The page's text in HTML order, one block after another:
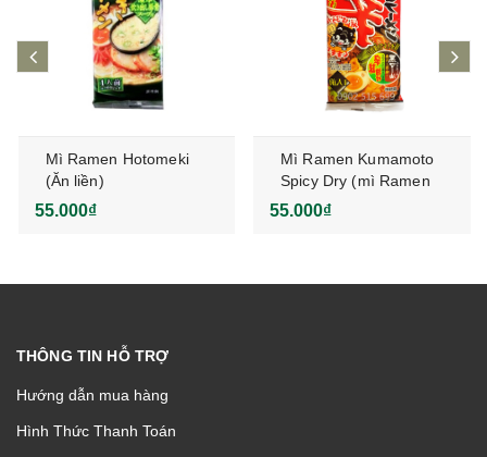
Mì Ramen Hotomeki
(Ăn liền)
55.000₫
Mì Ramen Kumamoto
Spicy Dry (mì Ramen
ăn liền)
55.000₫
THÔNG TIN HỖ TRỢ
Hướng dẫn mua hàng
Hình Thức Thanh Toán